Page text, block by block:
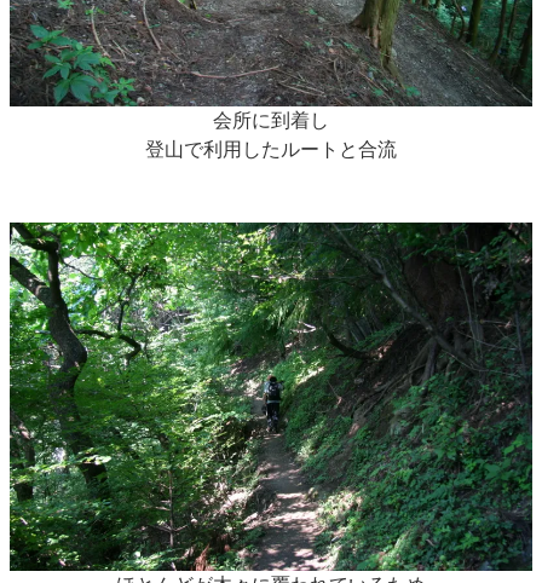
会所に到着し
登山で利用したルートと合流